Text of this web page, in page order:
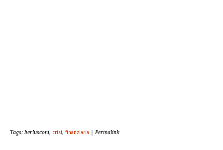
Tags: berlusconi, crisi finanziaria | Permalink